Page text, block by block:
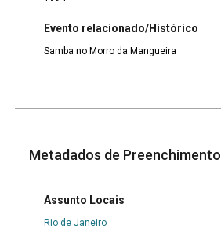
Evento relacionado/Histórico
Samba no Morro da Mangueira
Metadados de Preenchimento
Assunto Locais
Rio de Janeiro